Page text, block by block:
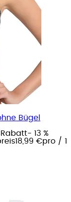
Bügel
Rabatt- 13 %
18,99 €pro / 1